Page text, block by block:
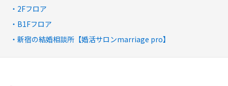
2Fフロア
B1Fフロア
新宿の結婚相談所【婚活サロンmarriage pro】